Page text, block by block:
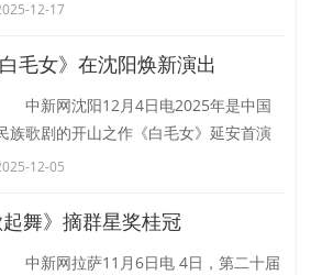
暂暗下又亮起，西城区广外街道绮霞剧
队长王冰目不转[详细]
12-17
毛女》在沈阳焕新演出
中新网沈阳12月4日电2025年是中国
族歌剧的开山之作《白毛女》延安首演
周年。4日晚，“北风那个吹，雪花那个
&hellip;&hellip;”那熟悉的旋律在沈阳盛
[详细]
12-05
舞》摘群星奖桂冠
中新网拉萨11月6日电 4日，第二十届